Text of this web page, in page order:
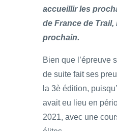
accueillir les
de France de Trail,
prochain.
Bien que l’épreuve
de suite fait ses
la 3è édition,
avait eu lieu en
2021, avec une